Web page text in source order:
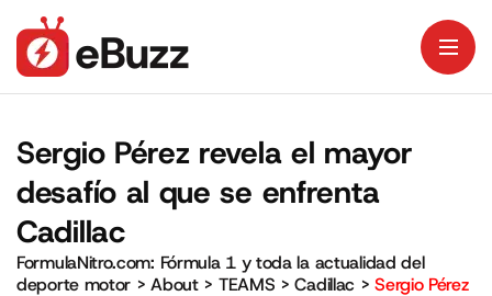
Sergio Pérez revela el mayor
desafío al que se enfrenta
Cadillac
FormulaNitro.com: Fórmula 1 y toda la actualidad del
deporte motor >About> TEAMS >Cadillac >Sergio Pérez